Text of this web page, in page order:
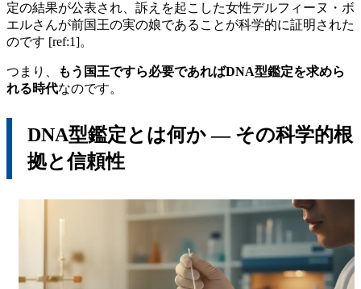
定の結果が公表され、訴えを起こした女性デルフィーヌ・ボ
エルさんが前国王の実の娘であることが科学的に証明された
のです [ref:1]。
つまり、
もう国王ですら必要であればDNA型鑑定を求めら
れる時代なのです。
DNA型鑑定とは何か ― その科学的根
拠と信頼性